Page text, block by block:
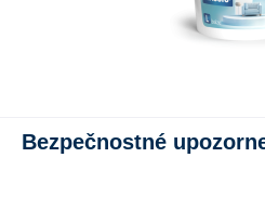
Bezpečnostné